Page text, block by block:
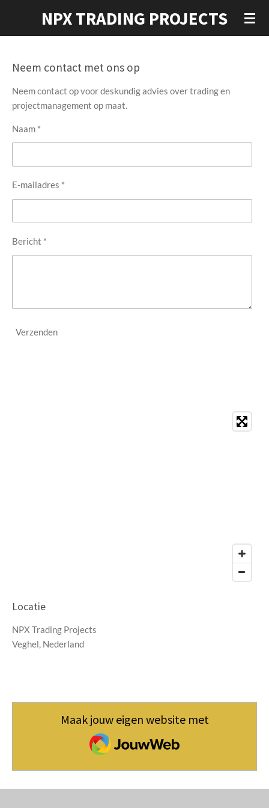
hoofdinhoud
NPX TRADING PROJECTS
Neem contact met ons op
Neem contact op voor deskundig advies over trading en
projectmanagement op maat.
Naam *
E-mailadres *
Bericht *
Verzenden
Locatie
NPX Trading Projects
Veghel, Nederland
Maak jouw eigen website met
JouwWeb